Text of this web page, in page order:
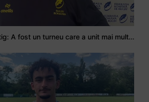
Stejarul Iulian Hartig: A fost un turneu care a unit mai mult echipa